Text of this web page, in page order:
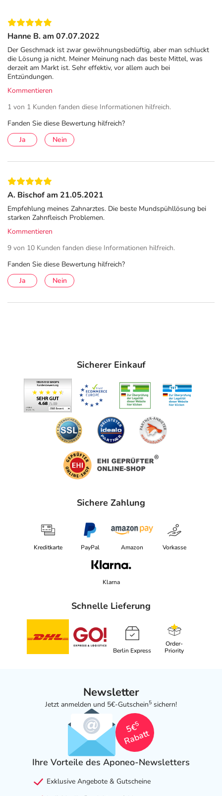
Hanne B. am 07.07.2022
Der Geschmack ist zwar gewöhnungsbedüftig, aber man schluckt
die Lösung ja nicht. Meiner Meinung nach das beste Mittel, was
derzeit am Markt ist. Sehr effektiv, vor allem auch bei
Entzündungen.
Kommentieren
1 von 1 Kunden fanden diese Informationen hilfreich.
Fanden Sie diese Bewertung hilfreich?
Ja
Nein
A. Bischof am 21.05.2021
Empfehlung meines Zahnarztes. Die beste Mundspühllösung bei
starken Zahnfleisch Problemen.
Kommentieren
9 von 10 Kunden fanden diese Informationen hilfreich.
Fanden Sie diese Bewertung hilfreich?
Ja
Nein
Sicherer Einkauf
Sichere Zahlung
Kreditkarte PayPal Amazon Vorkasse
Klarna
Schnelle Lieferung
Berlin Express
Order-
Priority
Newsletter
Jetzt anmelden und 5€-Gutschein5 sichern!
5€
5
Rabatt
Ihre Vorteile des Aponeo-Newsletters
Exklusive Angebote & Gutscheine